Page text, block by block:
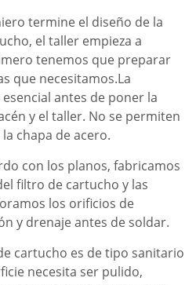
termine el diseño de la
el taller empieza a
tenemos que preparar
que necesitamos.La
antes de poner la
y el taller. No se permiten
chapa de acero.
con los planos, fabricamos
filtro de cartucho y las
los orificios de
y drenaje antes de soldar.
cartucho es de tipo sanitario
necesita ser pulido,